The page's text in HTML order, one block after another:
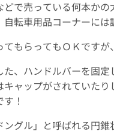
で売っている何本か
転車用品コーナーに
もらってもＯＫです
、ハンドルバーを固
ャップがされていた
！
グル」と呼ばれる円